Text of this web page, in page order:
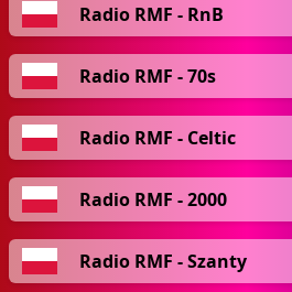
Radio RMF - RnB
Radio RMF - 70s
Radio RMF - Celtic
Radio RMF - 2000
Radio RMF - Szanty